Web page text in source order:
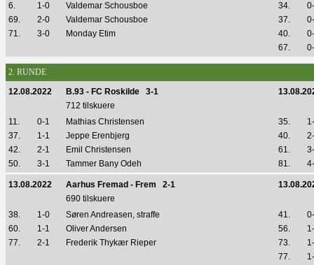
6.
1-0 Valdemar Schousboe 34.
69.
2-0 Valdemar Schousboe 37.
71.
3-0 Monday Etim 40.
67.
2. RUNDE
12.08.2022
B.93 - FC Roskilde 3-1
712 tilskuere
11.
0-1 Mathias Christensen 35.
37.
1-1 Jeppe Erenbjerg 40.
42.
2-1 Emil Christensen 61.
50.
3-1 Tammer Bany Odeh 81.
13.08.2022 Aarhus Fremad - Frem 2-1
690 tilskuere
38.
1-0 Søren Andreasen, straffe 41.
60.
1-1 Oliver Andersen 56.
77.
2-1 Frederik Thykær Rieper 73.
77.